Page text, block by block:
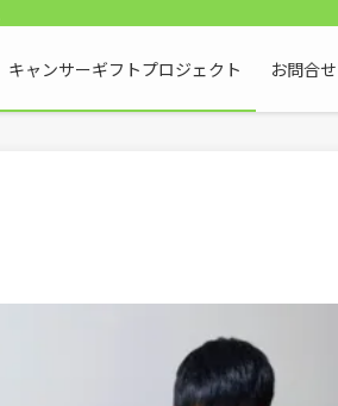
キャンサーギフトプロジェクト お問合せ